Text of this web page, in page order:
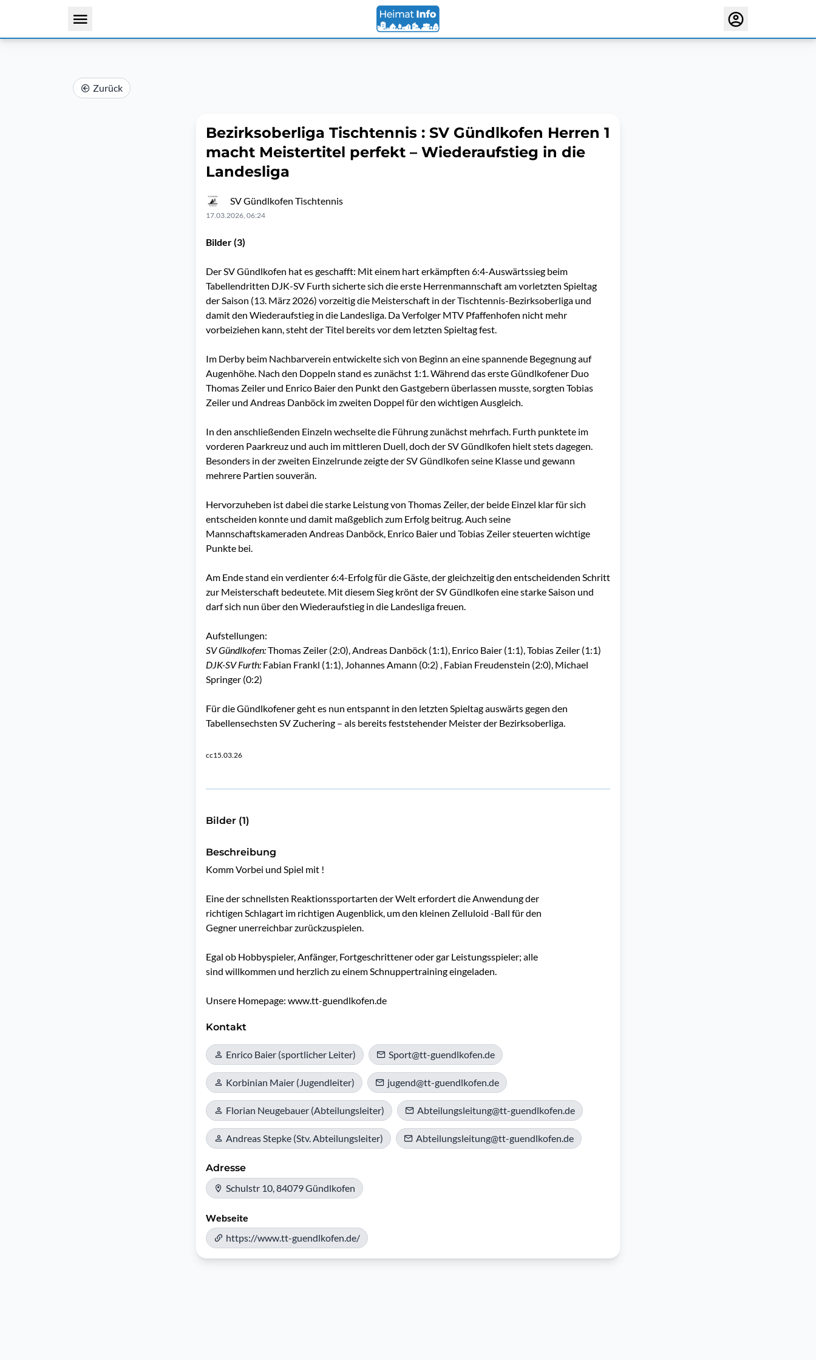
Zurück
Bezirksoberliga Tischtennis : SV Gündlkofen Herren 1
macht Meistertitel perfekt – Wiederaufstieg in die
Landesliga
SV Gündlkofen Tischtennis
17.03.2026, 06:24
Bilder (3)
Der SV Gündlkofen hat es geschafft: Mit einem hart erkämpften 6:4-Auswärtssieg beim
Tabellendritten DJK-SV Furth sicherte sich die erste Herrenmannschaft am vorletzten Spieltag
der Saison (13. März 2026) vorzeitig die Meisterschaft in der Tischtennis-Bezirksoberliga und
damit den Wiederaufstieg in die Landesliga. Da Verfolger MTV Pfaffenhofen nicht mehr
vorbeiziehen kann, steht der Titel bereits vor dem letzten Spieltag fest.
Im Derby beim Nachbarverein entwickelte sich von Beginn an eine spannende Begegnung auf
Augenhöhe. Nach den Doppeln stand es zunächst 1:1. Während das erste Gündlkofener Duo
Thomas Zeiler und Enrico Baier den Punkt den Gastgebern überlassen musste, sorgten Tobias
Zeiler und Andreas Danböck im zweiten Doppel für den wichtigen Ausgleich.
In den anschließenden Einzeln wechselte die Führung zunächst mehrfach. Furth punktete im
vorderen Paarkreuz und auch im mittleren Duell, doch der SV Gündlkofen hielt stets dagegen.
Besonders in der zweiten Einzelrunde zeigte der SV Gündlkofen seine Klasse und gewann
mehrere Partien souverän.
Hervorzuheben ist dabei die starke Leistung von Thomas Zeiler, der beide Einzel klar für sich
entscheiden konnte und damit maßgeblich zum Erfolg beitrug. Auch seine
Mannschaftskameraden Andreas Danböck, Enrico Baier und Tobias Zeiler steuerten wichtige
Punkte bei.
Am Ende stand ein verdienter 6:4-Erfolg für die Gäste, der gleichzeitig den entscheidenden Schritt
zur Meisterschaft bedeutete. Mit diesem Sieg krönt der SV Gündlkofen eine starke Saison und
darf sich nun über den Wiederaufstieg in die Landesliga freuen.
Aufstellungen:
SV Gündlkofen:Thomas Zeiler (2:0), Andreas Danböck (1:1), Enrico Baier (1:1), Tobias Zeiler (1:1)
DJK-SV Furth: Fabian Frankl (1:1), Johannes Amann (0:2) , Fabian Freudenstein (2:0), Michael
Springer (0:2)
Für die Gündlkofener geht es nun entspannt in den letzten Spieltag auswärts gegen den
Tabellensechsten SV Zuchering – als bereits feststehender Meister der Bezirksoberliga.
cc15.03.26
Bilder (1)
Beschreibung
Komm Vorbei und Spiel mit !
Eine der schnellsten Reaktionssportarten der Welt erfordert die Anwendung der
richtigen Schlagart im richtigen Augenblick, um den kleinen Zelluloid -Ball für den
Gegner unerreichbar zurückzuspielen.
Egal ob Hobbyspieler, Anfänger, Fortgeschrittener oder gar Leistungsspieler; alle
sind willkommen und herzlich zu einem Schnuppertraining eingeladen.
Unsere Homepage: www.tt-guendlkofen.de
Kontakt
Enrico Baier (sportlicher Leiter) Sport@tt-guendlkofen.de
Korbinian Maier (Jugendleiter) jugend@tt-guendlkofen.de
Florian Neugebauer (Abteilungsleiter) Abteilungsleitung@tt-guendlkofen.de
Andreas Stepke (Stv. Abteilungsleiter) Abteilungsleitung@tt-guendlkofen.de
Adresse
Schulstr 10, 84079 Gündlkofen
Webseite
https://www.tt-guendlkofen.de/